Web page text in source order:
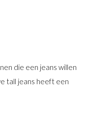
die een jeans willen
tall jeans heeft een